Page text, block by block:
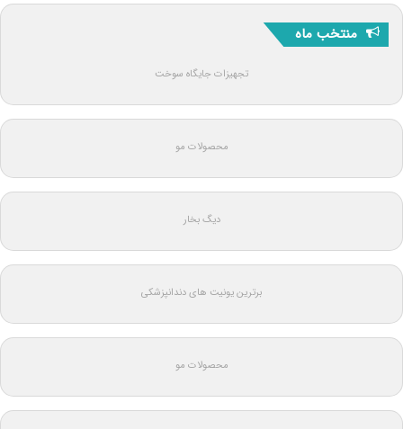
منتخب ماه
تجهیزات جایگاه سوخت
محصولات مو
دیگ بخار
برترین یونیت های دندانپزشکی
محصولات مو